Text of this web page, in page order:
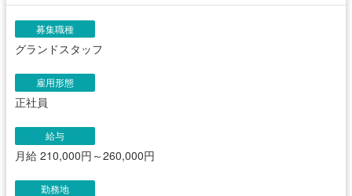
募集職種
グランドスタッフ
雇用形態
正社員
給与
月給 210,000円～260,000円
勤務地